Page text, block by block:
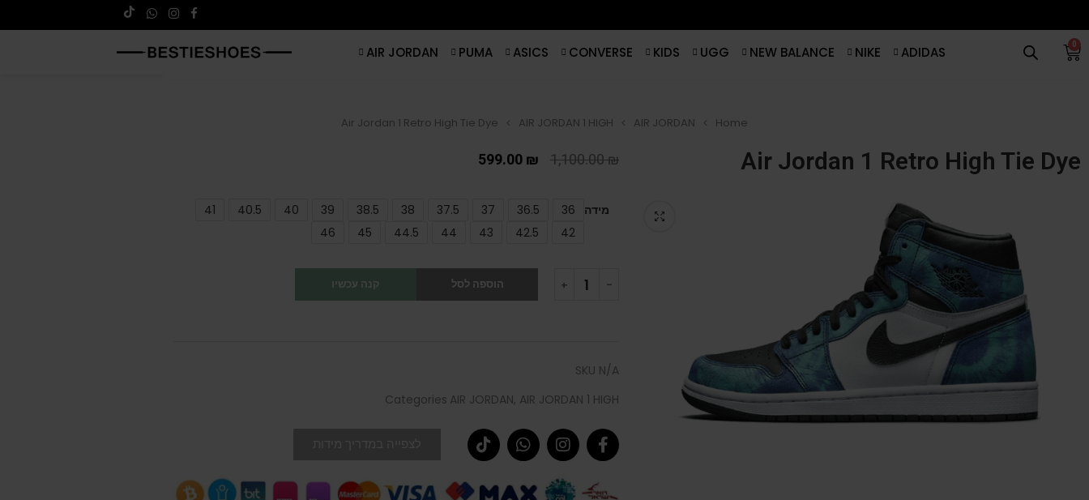
0
ADIDAS
NIKE
NEW BALANCE
UGG
KIDS
CONVERSE
ASICS
PUMA
AIR JORDAN
Home
AIR JORDAN
AIR JORDAN 1 HIGH
Air Jordan 1 Retro High Tie Dye
Air Jordan 1 Retro High Tie Dye
1,100.00₪
599.00 ₪
מידה 36
36.5
37
37.5
38
38.5
39
40
40.5
41
42
42.5
43
44
44.5
45
46
הוספה לסל קנה עכשיו
SKU N/A
Categories AIR JORDAN, AIR JORDAN 1 HIGH